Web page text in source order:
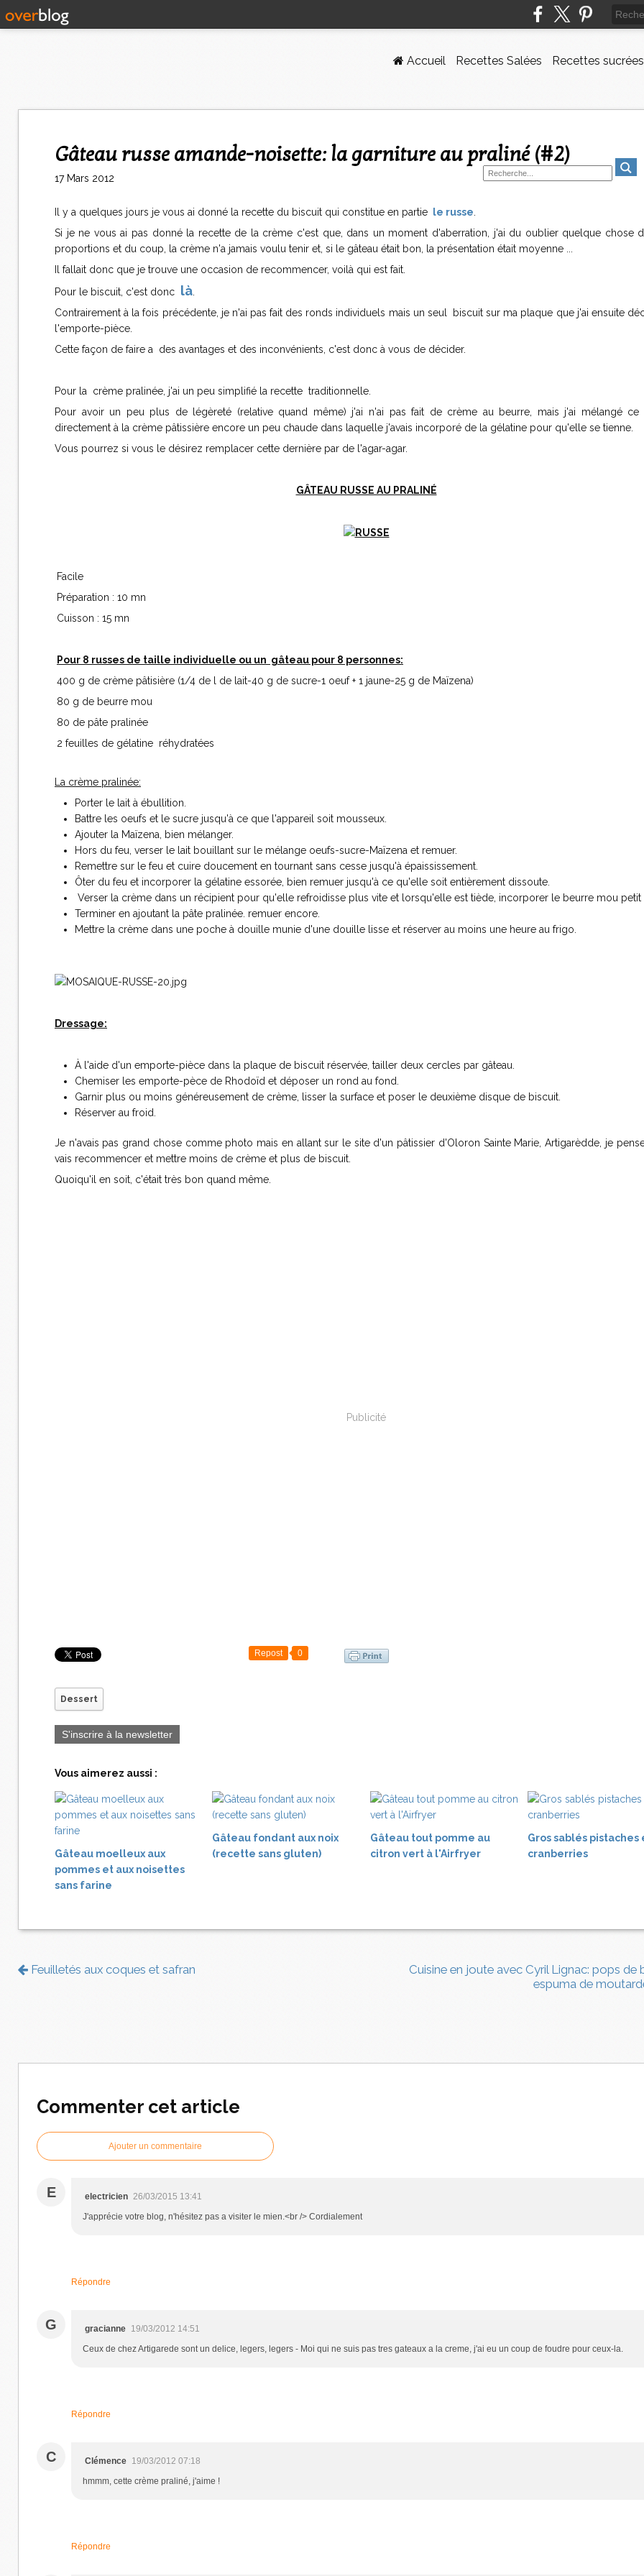
Accueil Recettes Salées Recettes sucrées
Gâteau russe amande-noisette: la garniture au praliné (#2)
17 Mars 2012
Il y a quelques jours je vous ai donné la recette du biscuit qui constitue en partie le russe
Si je ne vous ai pas donné la recette de la crème c'est que, dans un moment d'aberration, j'ai du oublier quelque chose
proportions et du coup, la crème n'a jamais voulu tenir et, si le gâteau était bon, la présentation était moyenne ...
Il fallait donc que je trouve une occasion de recommencer, voilà qui est fait.
Pour le biscuit, c'est donc là
Contrairement à la fois précédente, je n'ai pas fait des ronds individuels mais un seul biscuit sur ma plaque que j'ai ensuite
l'emporte-pièce.
Cette façon de faire a des avantages et des inconvénients, c'est donc à vous de décider.
Pour la crème pralinée, j'ai un peu simplifié la recette traditionnelle.
Pour avoir un peu plus de légèreté (relative quand même) j'ai n'ai pas fait de crème au beurre, mais j'ai mélangé ce
directement à la crème pâtissière encore un peu chaude dans laquelle j'avais incorporé de la gélatine pour qu'elle se tienne.
Vous pourrez si vous le désirez remplacer cette dernière par de l'agar-agar.
GÂTEAU RUSSE AU PRALINÉ
Facile
Préparation : 10 mn
Cuisson : 15 mn
Pour 8 russes de taille individuelle ou un gâteau pour 8 personnes:
400 g de crème pâtisière (1/4 de l de lait-40 g de sucre-1 oeuf + 1 jaune-25 g de Maïzena)
80 g de beurre mou
80 de pâte pralinée
2 feuilles de gélatine réhydratées
La crème pralinée:
Porter le lait à ébullition.
Battre les oeufs et le sucre jusqu'à ce que l'appareil soit mousseux.
Ajouter la Maïzena, bien mélanger.
Hors du feu, verser le lait bouillant sur le mélange oeufs-sucre-Maïzena et remuer.
Remettre sur le feu et cuire doucement en tournant sans cesse jusqu'à épaississement.
Ôter du feu et incorporer la gélatine essorée, bien remuer jusqu'à ce qu'elle soit entièrement dissoute.
Verser la crème dans un récipient pour qu'elle refroidisse plus vite et lorsqu'elle est tiède, incorporer le beurre mou petit
Terminer en ajoutant la pâte pralinée. remuer encore.
Mettre la crème dans une poche à douille munie d'une douille lisse et réserver au moins une heure au frigo.
Dressage:
À l'aide d'un emporte-pièce dans la plaque de biscuit réservée, tailler deux cercles par gâteau.
Chemiser les emporte-pèce de Rhodoïd et déposer un rond au fond.
Garnir plus ou moins généreusement de crème, lisser la surface et poser le deuxième disque de biscuit.
Réserver au froid.
Je n'avais pas grand chose comme photo mais en allant sur le site d'un pâtissier d'Oloron Sainte Marie, Artigarèdde, je
vais recommencer et mettre moins de crème et plus de biscuit.
Quoiqu'il en soit, c'était très bon quand même.
Publicité
Repost 0
Dessert
S'inscrire à la newsletter
Vous aimerez aussi :
Gâteau moelleux aux
pommes et aux noisettes
sans farine
Gâteau fondant aux noix
(recette sans gluten)
Gâteau tout pomme au
citron vert à l'Airfryer
Gros sablés pistaches
cranberries
Feuilletés aux coques et safran
Cuisine en joute avec Cyril Lignac: pops de
espuma de
Commenter cet article
Ajouter un commentaire
E electricien 26/03/2015 13:41
J'apprécie votre blog, n'hésitez pas a visiter le mien.<br /> Cordialement
Répondre
G gracianne 19/03/2012 14:51
Ceux de chez Artigarede sont un delice, legers, legers - Moi qui ne suis pas tres gateaux a la creme, j'ai eu un coup de foudre pour ceux-la.
Répondre
C Clémence 19/03/2012 07:18
hmmm, cette crème praliné, j'aime !
Répondre